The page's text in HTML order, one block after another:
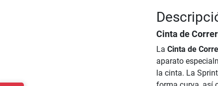
Cinta de
La Cinta de
aparato
la cinta. La